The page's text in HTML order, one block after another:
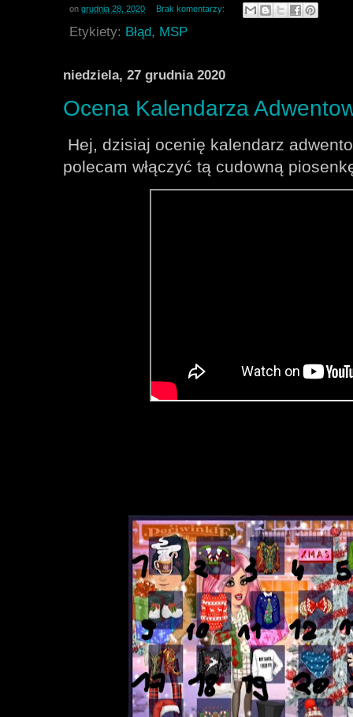
on grudnia 28, 2020 Brak komentarzy:
Etykiety: Błąd, MSP
niedziela, 27 grudnia 2020
Ocena Kalendarza
Hej, dzisiaj ocenię kalendarz
polecam włączyć tą cudowną